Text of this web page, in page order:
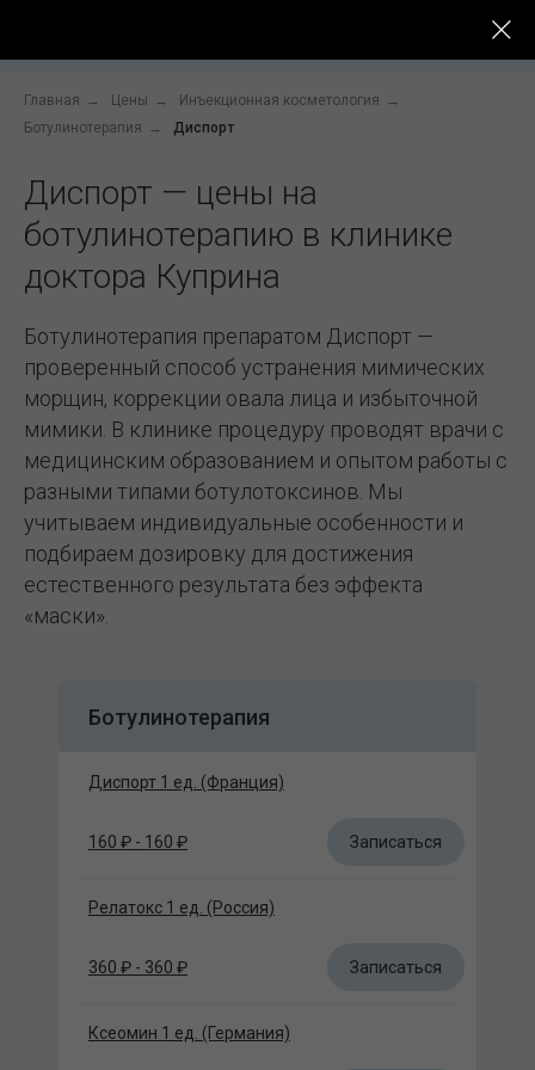
Главная → Цены → Инъекционная косметология
→
Ботулинотерапия
→ Диспорт
Диспорт — цены на
ботулинотерапию в клинике
доктора Куприна
Ботулинотерапия препаратом Диспорт —
проверенный способ устранения мимических
морщин, коррекции овала лица и избыточной
мимики. В клинике процедуру проводят врачи с
медицинским образованием и опытом работы с
разными типами ботулотоксинов. Мы
учитываем индивидуальные особенности и
подбираем дозировку для достижения
естественного результата без эффекта
«маски».
Ботулинотерапия
Ксеомин 1 ед. (Германия)
Релатокс 1 ед. (Россия)
360 ₽ - 360 ₽ Записаться
Диспорт 1 ед. (Франция)
160 ₽ - 160 ₽ Записаться